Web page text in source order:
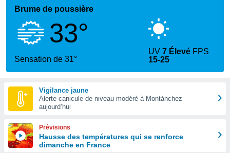
Brume de poussière
33°
Sensation de 31°
UV7 Élevé FPS
15-25
Vigilance jaune
Alerte canicule de niveau modéré à Montánchez
aujourd’hui
Prévisions
Hausse des températures qui se renforce
dimanche en France